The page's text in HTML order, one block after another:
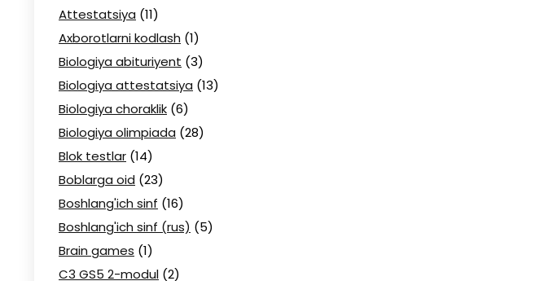
Attestatsiya (11)
Axborotlarni kodlash (1)
Biologiya abituriyent (3)
Biologiya attestatsiya (13)
Biologiya choraklik (6)
Biologiya olimpiada (28)
Blok testlar (14)
Boblarga oid (23)
Boshlang'ich sinf (16)
Boshlang'ich sinf (rus) (5)
Brain games (1)
C3 GS5 2-modul (2)